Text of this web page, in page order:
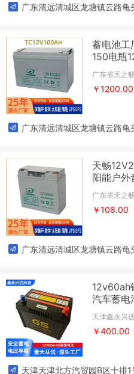
广东清远清城区龙塘镇云路
蓄电池
150电瓶
广东省天之
￥1200.00
广东清远清城区龙塘镇云路
天畅
阳能户外
广东省天之
￥108.00
广东清远清城区龙塘镇云路
12v60ah
汽车蓄电
天津鑫永兴
￥400.00
天津天津北方汽贸园B区十排1